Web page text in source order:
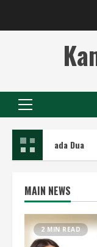
Primary
Dua
MAIN NEWS
2 MIN READ